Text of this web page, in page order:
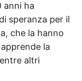
anni ha
speranza per il
che la hanno
la
altri